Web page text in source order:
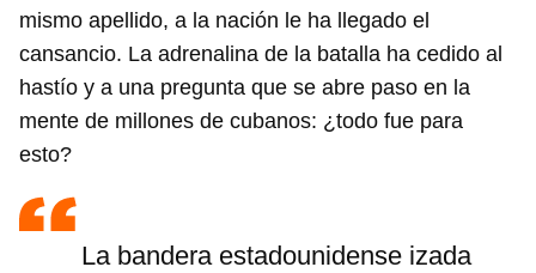
mismo apellido, a la nación le ha llegado el
cansancio. La adrenalina de la batalla ha cedido al
hastío y a una pregunta que se abre paso en la
mente de millones de cubanos: ¿todo fue para
esto?
La bandera estadounidense izada